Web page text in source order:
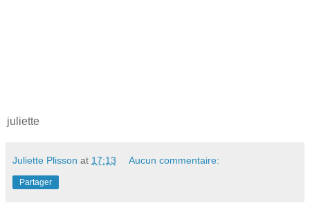
juliette
Juliette Plisson at 17:13 Aucun commentaire:
Partager